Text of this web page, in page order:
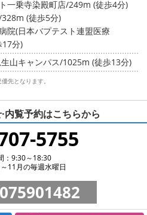
一乗寺染殿町店/249m (徒歩4分)
(徒歩5分)
院(日本バプテスト連盟医療
分)
山キャンパス/1025m (徒歩13分)
先となります。
内覧予約はこちらから
5755
：9:30～18:30
11月の毎週水曜日